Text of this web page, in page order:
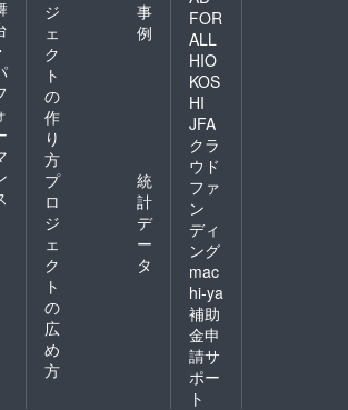
・
ジ
ェ
ク
ト
の
作
り
方
事
例
プ
ロ
ジ
ェ
ク
ト
の
広
め
方
統
計
デ
ー
タ
FOR
ALL
HIO
KOS
HI
JFA
クラ
ウド
ファ
ン
ディ
ング
mac
hi-ya
補助
金申
請サ
ポー
ト